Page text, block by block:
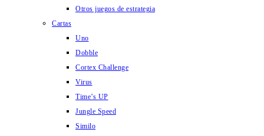
Otros juegos de estrategia
Cartas
Uno
Dobble
Cortex Challenge
Virus
Time’s UP
Jungle Speed
Similo